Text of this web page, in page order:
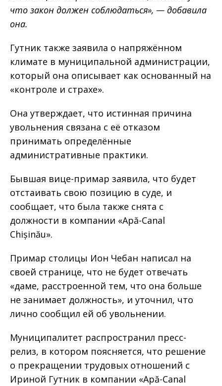
что закон должен соблюдаться», — добавила
она.
Гутник также заявила о напряжённом
климате в муниципальной администрации,
который она описывает как основанный на
«контроле и страхе».
Она утверждает, что истинная причина
увольнения связана с её отказом
принимать определённые
административные практики.
Бывшая вице-примар заявила, что будет
отстаивать свою позицию в суде, и
сообщает, что была также снята с
должности в компании «Apă-Canal
Chișinău».
Примар столицы Ион Чебан написал на
своей странице, что не будет отвечать
«даме, расстроенной тем, что она больше
не занимает должность», и уточнил, что
лично сообщил ей об увольнении.
Муниципалитет распространил пресс-
релиз, в котором поясняется, что решение
о прекращении трудовых отношений с
Ириной Гутник в компании «Apă-Canal